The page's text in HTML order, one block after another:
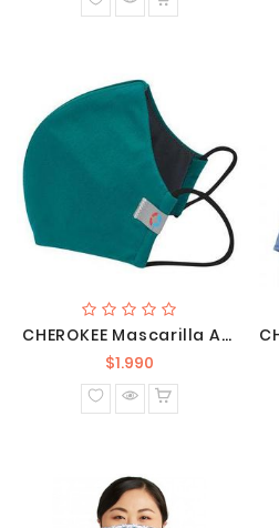
CHEROKEE Mascarilla Antimicrobiana Y Antifluido Verde WW560AB HUN
$1.990
normal